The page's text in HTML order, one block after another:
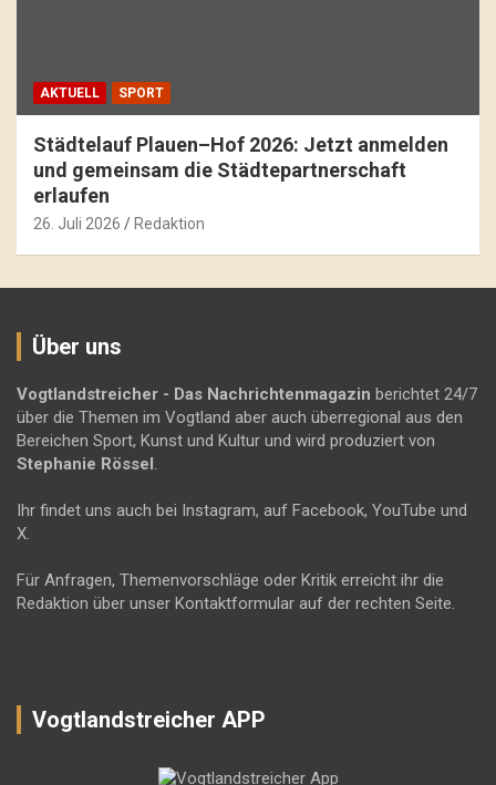
AKTUELL SPORT
Städtelauf Plauen–Hof 2026: Jetzt anmelden
und gemeinsam die Städtepartnerschaft
erlaufen
26. Juli 2026 Redaktion
Über uns
Vogtlandstreicher - Das Nachrichtenmagazin berichtet 24/7
über die Themen im Vogtland aber auch überregional aus den
Bereichen Sport, Kunst und Kultur und wird produziert von
Stephanie Rössel .
Ihr findet uns auch bei Instagram, auf Facebook, YouTube und
X.
Für Anfragen, Themenvorschläge oder Kritik erreicht ihr die
Redaktion über unser Kontaktformular auf der rechten Seite.
Vogtlandstreicher APP